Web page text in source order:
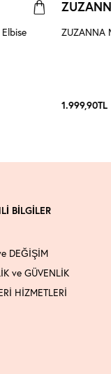
ZUZANNA
1.999,90TL
BİLGİLER
DEĞİŞİM
ve GÜVENLİK
HİZMETLERİ